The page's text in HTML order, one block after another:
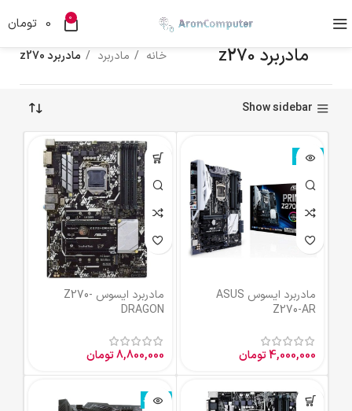
0
0 تومان
مادربرد z270 خانه مادربرد مادربرد z270
Show sidebar
ناموجود
مادربرد ایسوس ASUS
Z270-AR
4,000,000تومان
مادربرد ایسوس Z270-
DRAGON
8,800,000تومان
ناموجود